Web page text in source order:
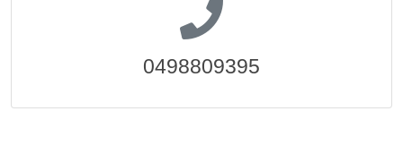
0498809395